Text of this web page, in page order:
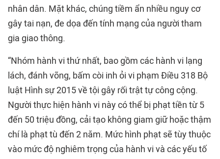
nhân dân. Mặt khác, chúng tiềm ẩn nhiều nguy cơ
gây tai nạn, đe dọa đến tính mạng của người tham
gia giao thông.
“Nhóm hành vi thứ nhất, bao gồm các hành vi lạng
lách, đánh võng, bấm còi inh ỏi vi phạm Điều 318 Bộ
luật Hình sự 2015 về tội gây rối trật tự công cộng.
Người thực hiện hành vi này có thể bị phạt tiền từ 5
đến 50 triệu đồng, cải tạo không giam giữ hoặc thậm
chí là phạt tù đến 2 năm. Mức hình phạt sẽ tùy thuộc
vào mức độ nghiêm trọng của hành vi và các yếu tố